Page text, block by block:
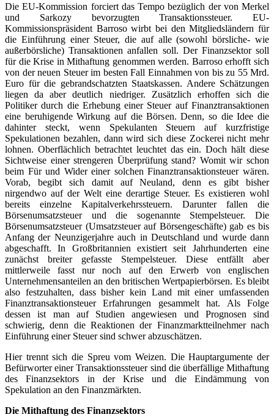
Die EU-Kommission forciert das Tempo bezüglich der von Merkel
und Sarkozy bevorzugten Transaktionssteuer. EU-
Kommissionspräsident Barroso wirbt bei den Mitgliedsländern für
die Einführung einer Steuer, die auf alle (sowohl börsliche- wie
außerbörsliche) Transaktionen anfallen soll. Der Finanzsektor soll
für die Krise in Mithaftung genommen werden. Barroso erhofft sich
von der neuen Steuer im besten Fall Einnahmen von bis zu 55 Mrd.
Euro für die gebrandschatzten Staatskassen. Andere Schätzungen
liegen da aber deutlich niedriger. Zusätzlich erhoffen sich die
Politiker durch die Erhebung einer Steuer auf Finanztransaktionen
eine beruhigende Wirkung auf die Börsen. Denn, so die Idee die
dahinter steckt, wenn Spekulanten Steuern auf kurzfristige
Spekulationen bezahlen, dann wird sich diese Zockerei nicht mehr
lohnen. Oberflächlich betrachtet leuchtet das ein. Doch hält diese
Sichtweise einer strengeren Überprüfung stand? Womit wir schon
beim Für und Wider einer solchen Finanztransaktionsteuer wären.
Vorab, begibt sich damit auf Neuland, denn es gibt bisher
nirgendwo auf der Welt eine derartige Steuer. Es existieren wohl
bereits einzelne Kapitalverkehrssteuern. Darunter fallen die
Börsenumsatzsteuer und die sogenannte Stempelsteuer. Die
Börsenumsatzsteuer (Umsatzsteuer auf Börsengeschäfte) gab es bis
Anfang der Neunzigerjahre auch in Deutschland und wurde dann
abgeschafft. In Großbritannien existiert seit Jahrhunderten eine
zunächst breiter gefasste Stempelsteuer. Diese entfällt aber
mittlerweile fasst nur noch auf den Erwerb von englischen
Unternehmensanteilen an den britischen Wertpapierbörsen. Es bleibt
also festzuhalten, dass bisher kein Land mit einer umfassenden
Finanztransaktionsteuer Erfahrungen gesammelt hat. Als Folge
dessen ist man auf Studien angewiesen und Prognosen sind
schwierig, denn die Reaktionen der Finanzmarktteilnehmer nach
Einführung einer Steuer sind schwer abzuschätzen.
Hier trennt sich die Spreu vom Weizen. Die Hauptargumente der
Befürworter einer Transaktionssteuer sind die überfällige Mithaftung
des Finanzsektors in der Krise und die Eindämmung von
Spekulation an den Finanzmärkten.
Die Mithaftung des Finanzsektors